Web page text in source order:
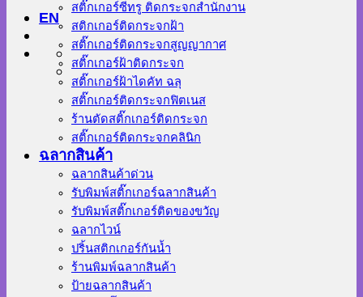
EN
สติ๊กเกอร์ซีทรู ติดกระจกสำนักงาน
สติกเกอร์ติดกระจกฝ้า
สติ๊กเกอร์ติดกระจกสูญญากาศ
สติ๊กเกอร์ฝ้าติดกระจก
สติ๊กเกอร์ฝ้าไดคัท ฉลุ
สติ๊กเกอร์ติดกระจกฟิตเนส
ร้านตัดสติ๊กเกอร์ติดกระจก
สติ๊กเกอร์ติดกระจกคลินิก
ฉลากสินค้า
ฉลากสินค้าด่วน
รับพิมพ์สติ๊กเกอร์ฉลากสินค้า
รับพิมพ์สติ๊กเกอร์ติดของขวัญ
ฉลากไวน์
ปริ้นสติกเกอร์กันน้ำ
ร้านพิมพ์ฉลากสินค้า
ป้ายฉลากสินค้า